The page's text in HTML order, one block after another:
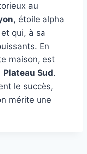
au
, étoile alpha
qui, à sa
En
maison, est
Plateau Sud.
le succès,
mérite une